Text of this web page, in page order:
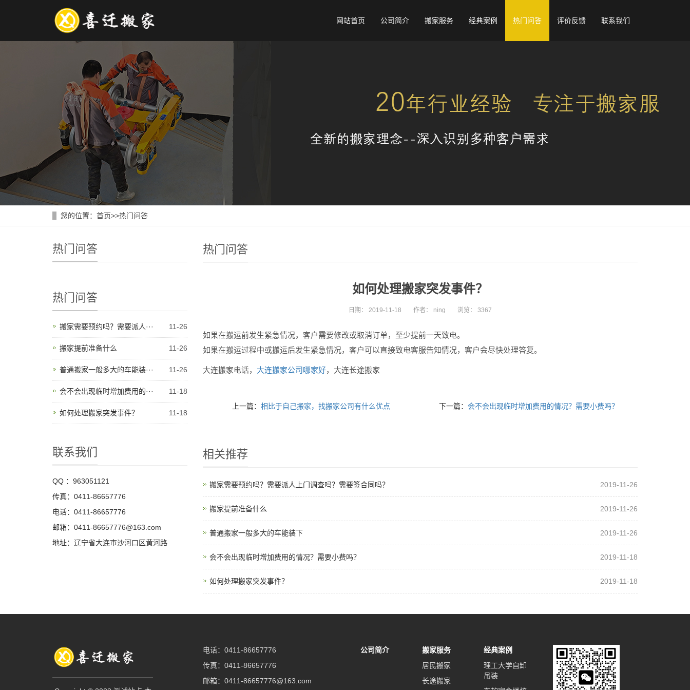
网站首页 公司简介 搬家服务 经典案例 热门问答 评价反馈 联系我们
您的位置： 首页>>热门问答
热门问答
如何处理搬家突发事件？
日期： 2019-11-18 作者： ning 浏览： 3367
如果在搬运前发生紧急情况，客户需要修改或取消订单，至少提前一天致电。
如果在搬运过程中或搬运后发生紧急情况，客户可以直接致电客服告知情况，客户会尽快处理答复。
大连搬家电话， 大连搬家公司哪家好，大连长途搬家
上一篇：相比于自己搬家，找搬家公司有什么优点 下一篇：会不会出现临时增加费用的情况？需要小费吗？
相关推荐
搬家需要预约吗？需要派人上门调查吗？需要签合同吗？ 2019-11-26
搬家提前准备什么 2019-11-26
普通搬家一般多大的车能装下 2019-11-26
会不会出现临时增加费用的情况？需要小费吗？ 2019-11-18
如何处理搬家突发事件？ 2019-11-18
热门问答
热门问答
搬家需要预约吗？需要派人··· 11-26
搬家提前准备什么 11-26
普通搬家一般多大的车能装··· 11-26
会不会出现临时增加费用的··· 11-18
如何处理搬家突发事件？ 11-18
联系我们
QQ ：963051121
传真：0411-86657776
电话：0411-86657776
邮箱：0411-86657776@163.com
地址：辽宁省大连市沙河口区黄河路
电话： 0411-86657776
传真：0411-86657776
邮箱：0411-86657776@163.com
公司简介
搬家服务
居民搬家
长途搬家
经典案例
理工大学自卸
吊装